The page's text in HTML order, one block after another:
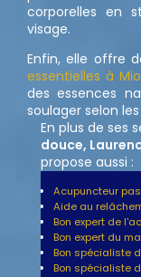
corporelles en
visage.
Enfin, elle offre
essentielles à
des essences
soulager selon
En plus de ses
douce,
propose aussi :
Acupuncteur
Aide au
Bon expert de
Bon expert du
Bon spécialiste
Bon spécialiste